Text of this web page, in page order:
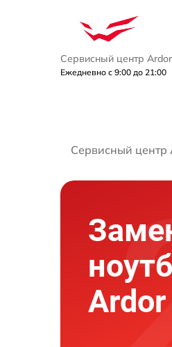
Сервисный центр Ardor
Ежедневно с 9:00 до 21:00
Сервисный центр